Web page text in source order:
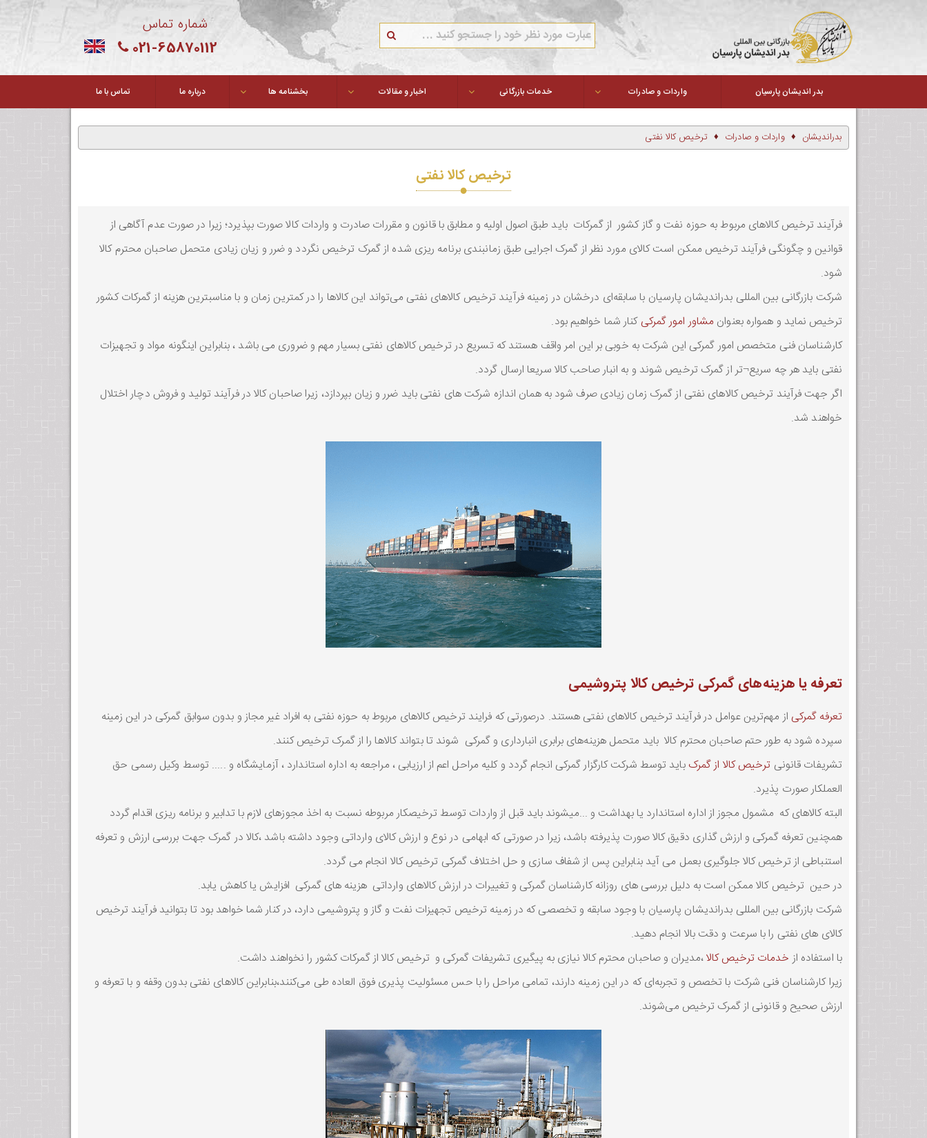
شماره تماس
021-65870112
بدر اندیشان پارسیان واردات و صادرات خدمات بازرگانی اخبار و مقالات بخشنامه ها درباره ما تماس با ما
بدراندیشان واردات و صادرات ترخیص کالا نفتی
ترخیص کالا نفتی
فرآیند ترخیص کالاهای مربوط به حوزه نفت و گاز کشور از گمرکات باید طبق اصول اولیه و مطابق با قانون و مقررات صادرت و واردات کالا صورت بپذیرد؛ زیرا در صورت عدم آگاهی از
قوانین و چگونگی فرآیند ترخیص ممکن است کالای مورد نظر از گمرک اجرایی طبق زمانبندی برنامه ریزی شده از گمرک ترخیص نگردد و ضرر و زیان زیادی متحمل صاحبان محترم کالا
شود.
شرکت بازرگانی بین المللی بدراندیشان پارسیان با سابقه‌ای درخشان در زمینه فرآیند ترخیص کالاهای نفتی می‌تواند این کالاها را در کمترین زمان و با مناسبترین هزینه از گمرکات کشور
ترخیص نماید و همواره بعنوان مشاور امور گمرکی کنار شما خواهیم بود.
کارشناسان فنی متخصص امور گمرکی این شرکت به خوبی بر این امر واقف هستند که تسریع در ترخیص کالاهای نفتی بسیار مهم و ضروری می باشد ، بنابراین اینگونه مواد و تجهیزات
نفتی باید هر چه سریع¬تر از گمرک ترخیص شوند و به انبار صاحب کالا سریعا ارسال گردد.
اگر جهت فرآیند ترخیص کالاهای نفتی از گمرک زمان زیادی صرف شود به همان اندازه شرکت های نفتی باید ضرر و زیان بپردازد، زیرا صاحبان کالا در فرآیند تولید و فروش دچار اختلال
خواهند شد.
تعرفه یا هزینه‌های گمرکی ترخیص کالا پتروشیمی
تعرفه گمرکی از مهم‌ترین عوامل در فرآیند ترخیص کالاهای نفتی هستند. درصورتی که فرایند ترخیص کالاهای مربوط به حوزه نفتی به افراد غیر مجاز و بدون سوابق گمرکی در این زمینه
سپرده شود به طور حتم صاحبان محترم کالا باید متحمل هزینه‌های برابری انبارداری و گمرکی شوند تا بتواند کالاها را از گمرک ترخیص کنند.
تشریفات قانونی ترخیص کالا از گمرک باید توسط شرکت کارگزار گمرکی انجام گردد و کلیه مراحل اعم از ارزیابی ، مراجعه به اداره استاندارد ، آزمایشگاه و ..... توسط وکیل رسمی حق
العملکار صورت پذیرد.
البته کالاهای که مشمول مجوز از اداره استاندارد یا بهداشت و ...میشوند باید قبل از واردات توسط ترخیصکار مربوطه نسبت به اخذ مجوزهای لازم با تدابیر و برنامه ریزی اقدام گردد
همچنین تعرفه گمرکی و ارزش گذاری دقیق کالا صورت پذیرفته باشد، زیرا در صورتی که ابهامی در نوع و ارزش کالای وارداتی وجود داشته باشد ،کالا در گمرک جهت بررسی ارزش و تعرفه
استنباطی از ترخیص کالا جلوگیری بعمل می آید بنابراین پس از شفاف سازی و حل اختلاف گمرکی ترخیص کالا انجام می گردد.
در حین ترخیص کالا ممکن است به دلیل بررسی های روزانه کارشناسان گمرکی و تغییرات در ارزش کالاهای وارداتی هزینه های گمرکی افزایش یا کاهش یابد.
شرکت بازرگانی بین المللی بدراندیشان پارسیان با وجود سابقه و تخصصی که در زمینه ترخیص تجهیزات نفت و گاز و پتروشیمی دارد، در کنار شما خواهد بود تا بتوانید فرآیند ترخیص
کالای های نفتی را با سرعت و دقت بالا انجام دهید.
با استفاده از خدمات ترخیص کالا،مدیران و صاحبان محترم کالا نیازی به پیگیری تشریفات گمرکی و ترخیص کالا از گمرکات کشور را نخواهند داشت.
زیرا کارشناسان فنی شرکت با تخصص و تجربه‌ای که در این زمینه دارند، تمامی مراحل را با حس مسئولیت پذیری فوق العاده طی می‌کنند،بنابراین کالاهای نفتی بدون وقفه و با تعرفه و
ارزش صحیح و قانونی از گمرک ترخیص می‌شوند.